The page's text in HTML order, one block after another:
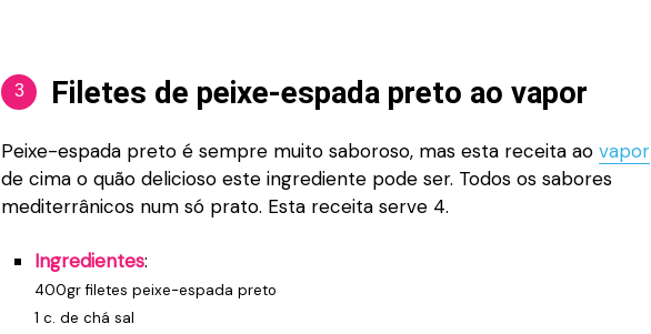
3 Filetes de peixe-espada preto ao vapor
Peixe-espada preto é sempre muito saboroso, mas esta receita ao vapor
de cima o quão delicioso este ingrediente pode ser. Todos os sabores
mediterrânicos num só prato. Esta receita serve 4.
Ingredientes:
400gr filetes peixe-espada preto
1 c. de chá sal